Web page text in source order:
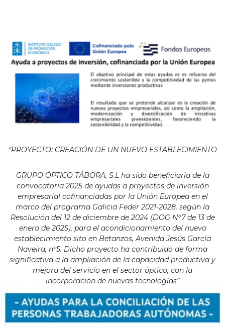
“PROYECTO: CREACIÓN DE UN NUEVO ESTABLECIMIENTO
GRUPO ÓPTICO TÁBORA, S.L ha sido beneficiaria de la
convocatoria 2025 de ayudas a proyectos de inversión
empresarial cofinanciadas por la Unión Europea en el
marco del programa Galicia Feder 2021-2028, según la
Resolución del 12 de diciembre de 2024 (DOG Nº7 de 13 de
enero de 2025), para el acondicionamiento del nuevo
establecimiento sito en Betanzos, Avenida Jesús García
Naveira, nº5. Dicho proyecto ha contribuido de forma
significativa a la ampliación de la capacidad productiva y
mejora del servicio en el sector óptico, con la
incorporación de nuevas tecnologías”